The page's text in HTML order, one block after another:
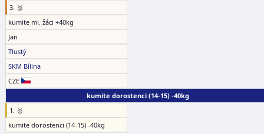
3. 🥉
kumite ml. žáci +40kg
Jan
Tlustý
SKM Bílina
CZE
kumite dorostenci (14-15) -40kg
1. 🥇
kumite dorostenci (14-15) -40kg